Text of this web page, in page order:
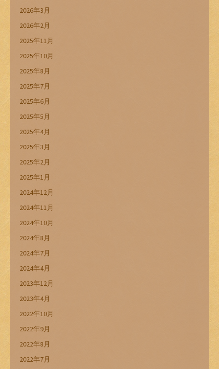
2026年3月
2026年2月
2025年11月
2025年10月
2025年8月
2025年7月
2025年6月
2025年5月
2025年4月
2025年3月
2025年2月
2025年1月
2024年12月
2024年11月
2024年10月
2024年8月
2024年7月
2024年4月
2023年12月
2023年4月
2022年10月
2022年9月
2022年8月
2022年7月